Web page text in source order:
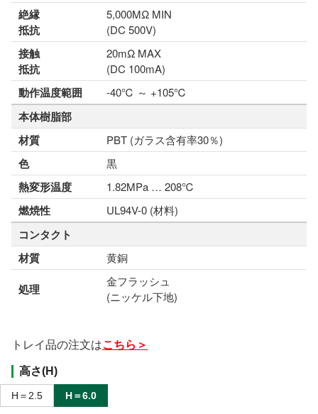
絶縁
抵抗
5,000MΩ MIN
(DC 500V)
接触
抵抗
20mΩ MAX
(DC 100mA)
動作温度範囲 -40℃ ～ +105℃
本体樹脂部
材質
PBT (ガラス含有率30％)
色 黒
熱変形温度 1.82MPa … 208℃
燃焼性 UL94V-0 (材料)
コンタクト
材質
黄銅
処理
金フラッシュ
(ニッケル下地)
トレイ品の注文はこちら＞
高さ(H)
H＝2.5 H＝6.0